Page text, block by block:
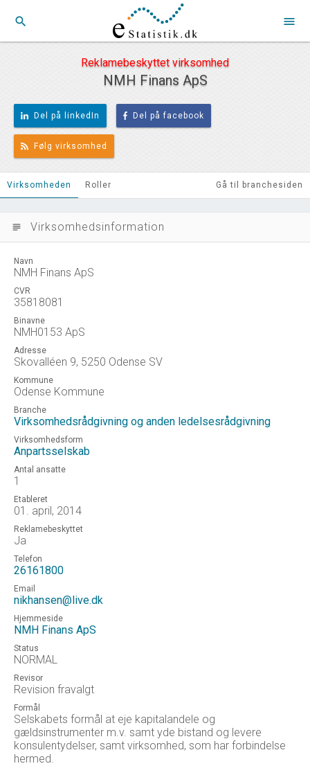
search menu
Reklamebeskyttet virksomhed
NMH Finans ApS
Del på linkedIn Del på facebook
Følg virksomhed
Virksomheden Roller Gå til branchesiden
subject Virksomhedsinformation
Navn
NMH Finans ApS
CVR
35818081
Binavne
NMH0153 ApS
Adresse
Skovalléen 9, 5250 Odense SV
Kommune
Odense Kommune
Branche
Virksomhedsrådgivning og anden ledelsesrådgivning
Virksomhedsform
Anpartsselskab
Antal ansatte
1
Etableret
01. april, 2014
Reklamebeskyttet
Ja
Telefon
26161800
Email
nikhansen@live.dk
Hjemmeside
NMH Finans ApS
Status
NORMAL
Revisor
Revision fravalgt
Formål
Selskabets formål at eje kapitalandele og
gældsinstrumenter m.v. samt yde bistand og levere
konsulentydelser, samt virksomhed, som har forbindelse
hermed.